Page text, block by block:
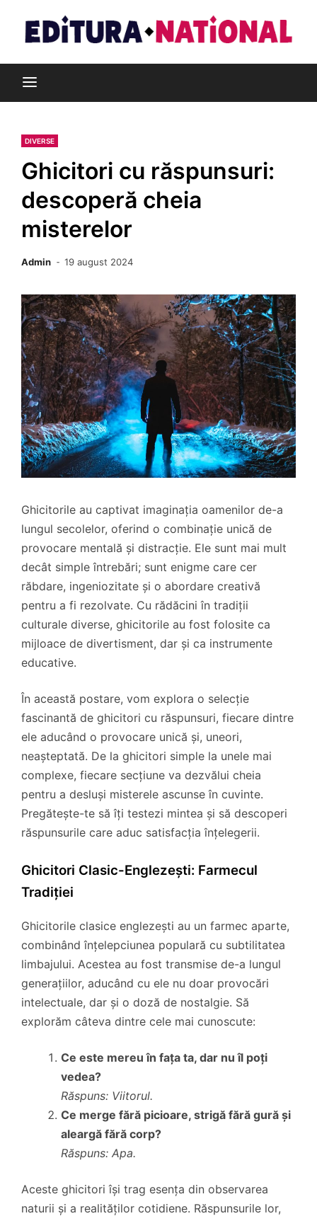
content
Editura Național
DIVERSE
Ghicitori cu răspunsuri:
descoperă cheia
misterelor
Admin 19 august 2024
Ghicitorile au captivat imaginația oamenilor de-a
lungul secolelor, oferind o combinație unică de
provocare mentală și distracție. Ele sunt mai mult
decât simple întrebări; sunt enigme care cer
răbdare, ingeniozitate și o abordare creativă
pentru a fi rezolvate. Cu rădăcini în tradiții
culturale diverse, ghicitorile au fost folosite ca
mijloace de divertisment, dar și ca instrumente
educative.
În această postare, vom explora o selecție
fascinantă de ghicitori cu răspunsuri, fiecare dintre
ele aducând o provocare unică și, uneori,
neașteptată. De la ghicitori simple la unele mai
complexe, fiecare secțiune va dezvălui cheia
pentru a desluși misterele ascunse în cuvinte.
Pregătește-te să îți testezi mintea și să descoperi
răspunsurile care aduc satisfacția înțelegerii.
Ghicitori Clasic-Englezești: Farmecul
Tradiției
Ghicitorile clasice englezești au un farmec aparte,
combinând înțelepciunea populară cu subtilitatea
limbajului. Acestea au fost transmise de-a lungul
generațiilor, aducând cu ele nu doar provocări
intelectuale, dar și o doză de nostalgie. Să
explorăm câteva dintre cele mai cunoscute:
Ce este mereu în fața ta, dar nu îl poți
vedea?
Răspuns: Viitorul.
Ce merge fără picioare, strigă fără gură și
aleargă fără corp?
Răspuns: Apa.
Aceste ghicitori își trag esența din observarea
naturii și a realităților cotidiene. Răspunsurile lor,